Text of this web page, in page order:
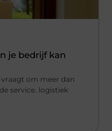
je bedrijf kan
om meer dan
service. logistiek